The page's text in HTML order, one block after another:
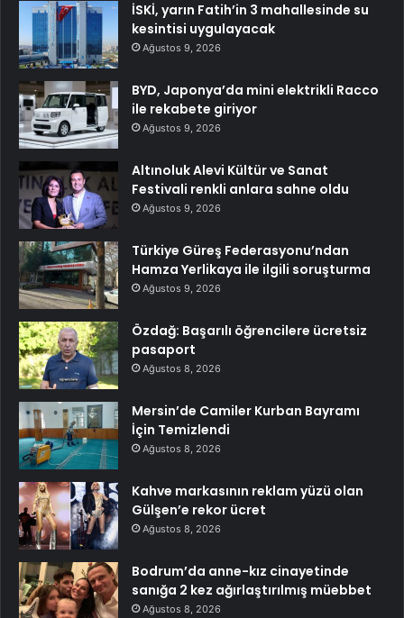
İSKİ, yarın Fatih’in 3 mahallesinde su
kesintisi uygulayacak
Ağustos 9, 2026
BYD, Japonya’da mini elektrikli Racco
ile rekabete giriyor
Ağustos 9, 2026
Altınoluk Alevi Kültür ve Sanat
Festivali renkli anlara sahne oldu
Ağustos 9, 2026
Türkiye Güreş Federasyonu’ndan
Hamza Yerlikaya ile ilgili soruşturma
Ağustos 9, 2026
Özdağ: Başarılı öğrencilere ücretsiz
pasaport
Ağustos 8, 2026
Mersin’de Camiler Kurban Bayramı
İçin Temizlendi
Ağustos 8, 2026
Kahve markasının reklam yüzü olan
Gülşen’e rekor ücret
Ağustos 8, 2026
Bodrum’da anne-kız cinayetinde
sanığa 2 kez ağırlaştırılmış müebbet
Ağustos 8, 2026